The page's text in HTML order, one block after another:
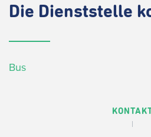
Die Dienststelle
Bus